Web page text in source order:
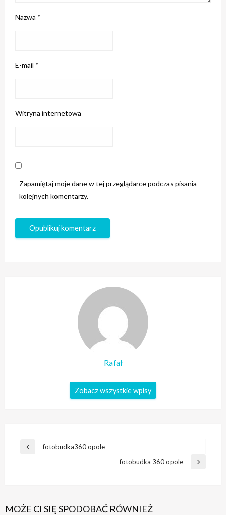
Nazwa *
E-mail *
Witryna internetowa
Zapamiętaj moje dane w tej przeglądarce podczas pisania
kolejnych komentarzy.
Rafał
Zobacz wszystkie wpisy
Nawigacja
Poprzedni
fotobudka360 opole
Następny
fotobudka 360 opole
MOŻE CI SIĘ SPODOBAĆ RÓWNIEŻ